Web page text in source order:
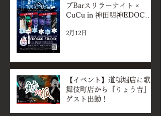
ブBarスリラーナイト ×
CuCu in 神田明神EDOCCO
Thriller Night vol.2』
2月12日
【イベント】道頓堀店に歌
舞伎町店から『りょう吉』
ゲスト出勤！